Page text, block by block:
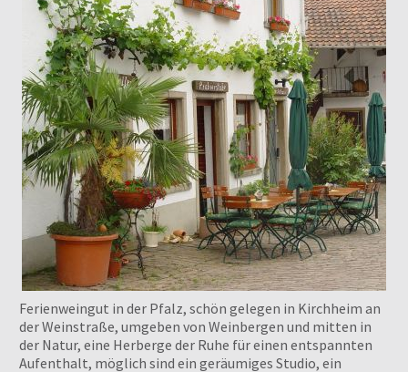
Ferienweingut in der Pfalz, schön gelegen in Kirchheim an
der Weinstraße, umgeben von Weinbergen und mitten in
der Natur, eine Herberge der Ruhe für einen entspannten
Aufenthalt, möglich sind ein geräumiges Studio, ein